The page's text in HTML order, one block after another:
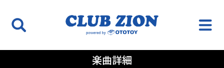
楽曲詳細